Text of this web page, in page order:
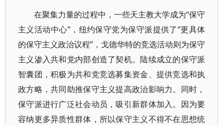
在聚集力量的过程中，一些天主教大学成为“保守
主义活动中心”，纽约保守党为保守派提供了“更具体
的保守主义政治议程”，戈德华特的竞选活动则为保守
主义渗入共和党内部创造了契机。陆续成立的保守派
智囊团，积极为共和党竞选募集资金、提供竞选和执
政方略，共同助推保守主义提高政治影响力。同时，
保守派进行广泛社会动员，吸引新群体加入。因为要
容纳更多异质性群体，所以保守主义不得不在思想统